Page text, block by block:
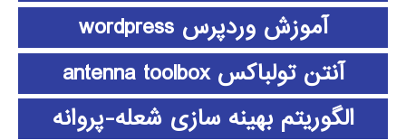
آموزش وردپرس wordpress
آنتن تولباکس antenna toolbox
الگوریتم بهینه سازی شعله-پروانه